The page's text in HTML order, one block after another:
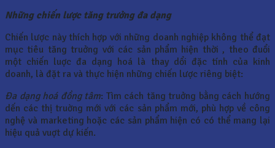
Những chiến lược tăng trưởng đa dạng
Chiến lược này thích hợp với những doanh nghiệp không thể đạt
mục tiêu tăng truởng với các sản phẩm hiện thời , theo đuổi
một chiến luợc đa dạng hoá là thay dổi đặc tính của kinh
doanh, là đặt ra và thực hiện những chiến lược riêng biệt:
Ða dạng hoá đồng tâm: Tìm cách tăng truởng bằng cách hướng
dến các thị truờng mới với các sản phẩm mới, phù hợp về công
nghệ và marketing hoặc các sản phẩm hiện có có thể mang lại
hiệu quả vuợt dự kiến.